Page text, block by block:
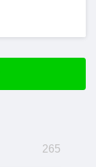
265